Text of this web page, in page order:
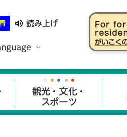
読み上げ
観光・文化・
スポーツ